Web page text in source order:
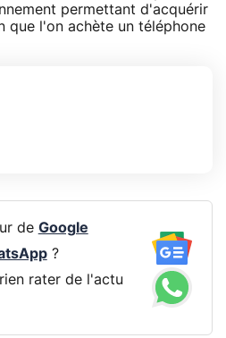
permettant d'acquérir
que l'on achète un téléphone
de Google
?
rater de l'actu